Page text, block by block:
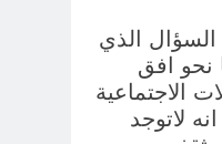
السؤال الذي
نحو افق
الاجتماعية
لاتوجد